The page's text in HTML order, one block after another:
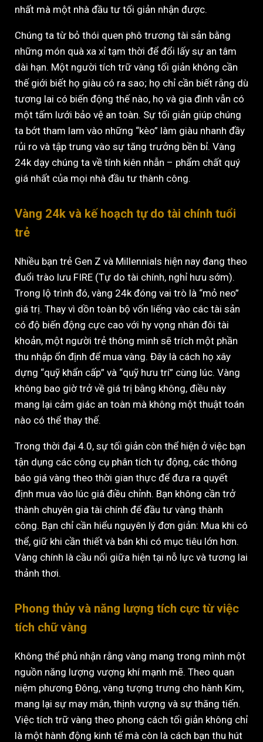
nhất mà một nhà đầu tư tối giản nhận được.
Chúng ta từ bỏ thói quen phô trương tài sản bằng
những món quà xa xỉ tạm thời để đổi lấy sự an tâm
dài hạn. Một người tích trữ vàng tối giản không cần
thế giới biết họ giàu có ra sao; họ chỉ cần biết rằng dù
tương lai có biến động thế nào, họ và gia đình vẫn có
một tấm lưới bảo vệ an toàn. Sự tối giản giúp chúng
ta bớt tham lam vào những “kèo” làm giàu nhanh đầy
rủi ro và tập trung vào sự tăng trưởng bền bỉ. Vàng
24k dạy chúng ta về tính kiên nhẫn – phẩm chất quý
giá nhất của mọi nhà đầu tư thành công.
Vàng 24k và kế hoạch tự do tài chính tuổi
trẻ
Nhiều bạn trẻ Gen Z và Millennials hiện nay đang theo
đuổi trào lưu FIRE (Tự do tài chính, nghỉ hưu sớm).
Trong lộ trình đó, vàng 24k đóng vai trò là “mỏ neo”
giá trị. Thay vì dồn toàn bộ vốn liếng vào các tài sản
có độ biến động cực cao với hy vọng nhân đôi tài
khoản, một người trẻ thông minh sẽ trích một phần
thu nhập ổn định để mua vàng. Đây là cách họ xây
dựng “quỹ khẩn cấp” và “quỹ hưu trí” cùng lúc. Vàng
không bao giờ trở về giá trị bằng không, điều này
mang lại cảm giác an toàn mà không một thuật toán
nào có thể thay thế.
Trong thời đại 4.0, sự tối giản còn thể hiện ở việc bạn
tận dụng các công cụ phân tích tự động, các thông
báo giá vàng theo thời gian thực để đưa ra quyết
định mua vào lúc giá điều chỉnh. Bạn không cần trở
thành chuyên gia tài chính để đầu tư vàng thành
công. Bạn chỉ cần hiểu nguyên lý đơn giản: Mua khi có
thể, giữ khi cần thiết và bán khi có mục tiêu lớn hơn.
Vàng chính là cầu nối giữa hiện tại nỗ lực và tương lai
thảnh thơi.
Phong thủy và năng lượng tích cực từ việc
tích chữ vàng
Không thể phủ nhận rằng vàng mang trong mình một
nguồn năng lượng vượng khí mạnh mẽ. Theo quan
niệm phương Đông, vàng tượng trưng cho hành Kim,
mang lại sự may mắn, thịnh vượng và sự thăng tiến.
Việc tích trữ vàng theo phong cách tối giản không chỉ
là một hành động kinh tế mà còn là cách bạn thu hút